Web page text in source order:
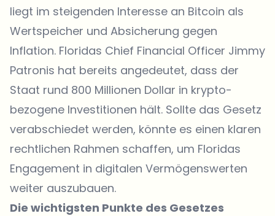
liegt im steigenden Interesse an Bitcoin als
Wertspeicher und Absicherung gegen
Inflation. Floridas Chief Financial Officer Jimmy
Patronis hat bereits angedeutet, dass der
Staat rund 800 Millionen Dollar in krypto-
bezogene Investitionen hält. Sollte das Gesetz
verabschiedet werden, könnte es einen klaren
rechtlichen Rahmen schaffen, um Floridas
Engagement in digitalen Vermögenswerten
weiter auszubauen.
Die wichtigsten Punkte des Gesetzes